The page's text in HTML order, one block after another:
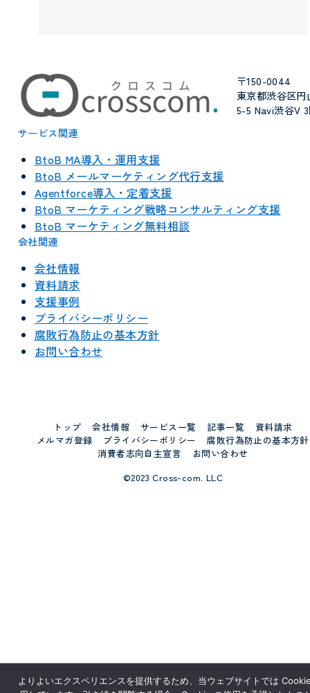
〒150-0044
東京都渋谷区円
5-5 Navi渋谷V
サービス関連
BtoB MA導入・運用支援
BtoB メールマーケティング代行支援
Agentforce導入・定着支援
BtoB マーケティング戦略コンサルティング支援
BtoB マーケティング無料相談
会社関連
会社情報
資料請求
支援事例
プライバシーポリシー
腐敗行為防止の基本方針
お問い合わせ
トップ 会社情報 サービス一覧 記事一覧
資料請求
メルマガ登録
プライバシーポリシー
腐敗行為防止の基本方針
消費者志向自主宣言
お問い合わせ
©2023 Cross-com. LLC
よりよいエクスペリエンスを提供するため、当ウェブサイトでは